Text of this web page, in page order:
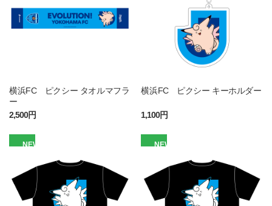
横浜FC ピクシー タオルマフラ
ー
2,500円
横浜FC ピクシー キーホルダー
1,100円
NEW NEW